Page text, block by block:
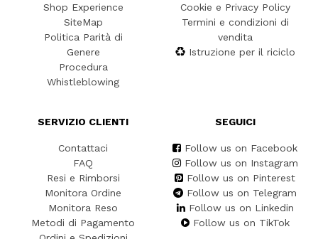
Shop Experience
SiteMap
Politica Parità di
Genere
Procedura
Whistleblowing
Cookie e Privacy Policy
Termini e condizioni di
vendita
Istruzione per il riciclo
SERVIZIO CLIENTI
Contattaci
FAQ
Resi e Rimborsi
Monitora Ordine
Monitora Reso
Metodi di Pagamento
SEGUICI
Follow us on Facebook
Follow us on Instagram
Follow us on Pinterest
Follow us on Telegram
Follow us on Linkedin
Follow us on TikTok